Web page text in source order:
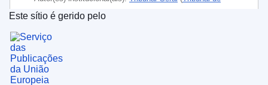
Justiça da União Europeia
Tema:
Estado de Direito
económica
Serviço das Publicações da União Europeia
Este sítio é gerido pelo